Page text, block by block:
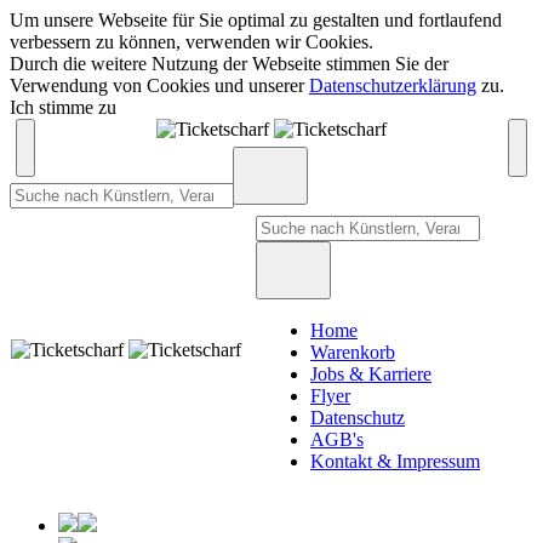
Um unsere Webseite für Sie optimal zu gestalten und fortlaufend
verbessern zu können, verwenden wir Cookies.
Durch die weitere Nutzung der Webseite stimmen Sie der
Verwendung von Cookies und unsererDatenschutzerklärung zu.
Ich stimme zu
Home
Warenkorb
Jobs & Karriere
Flyer
Datenschutz
AGB's
Kontakt & Impressum